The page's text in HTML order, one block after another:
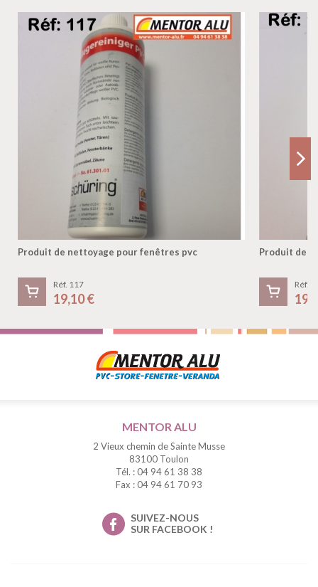
Produit de nettoyage pour fenêtres pvc
Réf. 117
19,10 €
Produit de
Réf.
MENTOR ALU
2 Vieux chemin de Sainte Musse
83100 Toulon
Tél. : 04 94 61 38 38
Fax : 04 94 61 70 93
SUIVEZ-NOUS
SUR FACEBOOK !